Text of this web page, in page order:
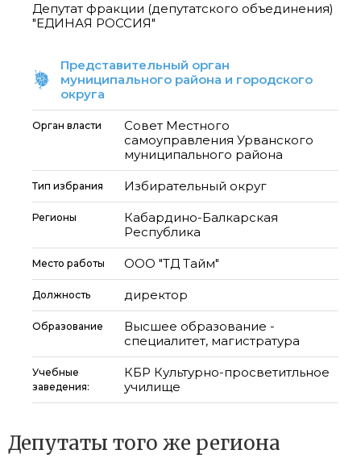
Депутат фракции (депутатского объединения)
"ЕДИНАЯ РОССИЯ"
Представительный орган
муниципального района и городского
округа
Орган власти
Совет Местного
самоуправления Урванского
муниципального района
Тип избрания Избирательный округ
Регионы
Кабардино-Балкарская
Республика
Место работы ООО "ТД Тайм"
Должность директор
Образование
Высшее образование -
специалитет, магистратура
Учебные
заведения:
КБР Культурно-просветитльное
училище
Депутаты того же региона